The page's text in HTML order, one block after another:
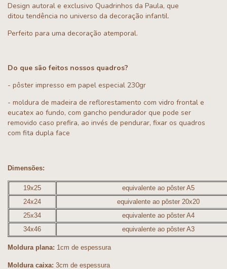
Design autoral e exclusivo Quadrinhos da Paula, que
ditou tendência no universo da decoração infantil.
Perfeito para uma decoração atemporal.
Do que são feitos nossos quadros?
- pôster impresso em papel especial 230gr
- moldura de madeira de reflorestamento com vidro frontal e
eucatex ao fundo, com gancho pendurador que pode ser
removido caso prefira, ao invés de pendurar, fixar os quadros
com fita dupla face
Dimensões:
19x25
equivalente ao pôster A5
24x24
equivalente ao pôster 20x20
25x34
equivalente ao pôster A4
34x46
equivalente ao pôster A3
Moldura plana: 1cm de espessura
Moldura caixa: 3cm de espessura